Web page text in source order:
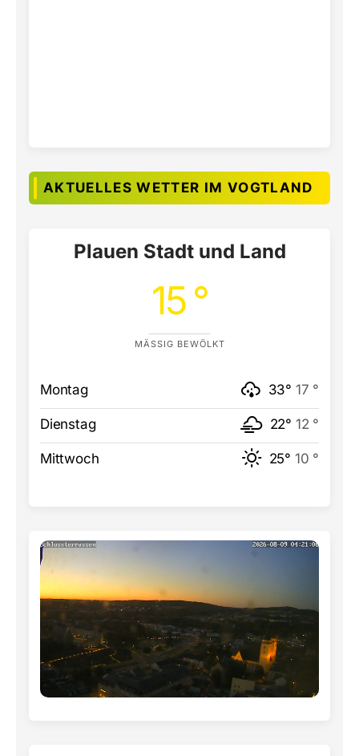
AKTUELLES WETTER IM VOGTLAND
Plauen Stadt und Land
15 °
MÄSSIG BEWÖLKT
Montag 33° 17 °
Dienstag 22° 12 °
Mittwoch 25° 10 °